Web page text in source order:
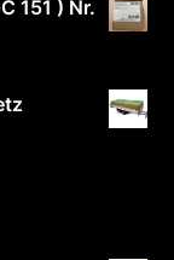
151 ) Nr.